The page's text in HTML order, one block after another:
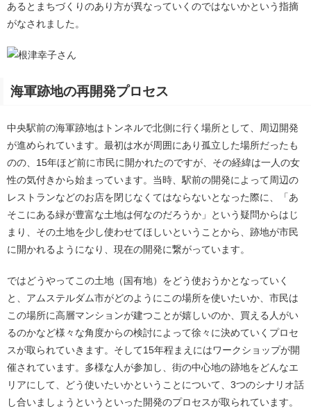
あるとまちづくりのあり方が異なっていくのではないかという指摘
がなされました。
海軍跡地の再開発プロセス
中央駅前の海軍跡地はトンネルで北側に行く場所として、周辺開発
が進められています。最初は水が周囲にあり孤立した場所だったも
のの、15年ほど前に市民に開かれたのですが、その経緯は一人の女
性の気付きから始まっています。当時、駅前の開発によって周辺の
レストランなどのお店を閉じなくてはならないとなった際に、「あ
そこにある緑が豊富な土地は何なのだろうか」という疑問からはじ
まり、その土地を少し使わせてほしいということから、跡地が市民
に開かれるようになり、現在の開発に繋がっています。
ではどうやってこの土地（国有地）をどう使おうかとなっていく
と、アムステルダム市がどのようにこの場所を使いたいか、市民は
この場所に高層マンションが建つことが嬉しいのか、買える人がい
るのかなど様々な角度からの検討によって徐々に決めていくプロセ
スが取られていきます。そして15年程まえにはワークショップが開
催されています。多様な人が参加し、街の中心地の跡地をどんなエ
リアにして、どう使いたいかということについて、3つのシナリオ話
し合いましょうというといった開発のプロセスが取られています。